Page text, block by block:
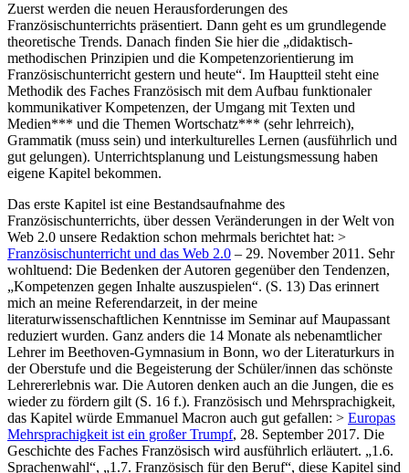
Zuerst werden die neuen Herausforderungen des
Französischunterrichts präsentiert. Dann geht es um grundlegende
theoretische Trends. Danach finden Sie hier die „didaktisch-
methodischen Prinzipien und die Kompetenzorientierung im
Französischunterricht gestern und heute“. Im Hauptteil steht eine
Methodik des Faches Französisch mit dem Aufbau funktionaler
kommunikativer Kompetenzen, der Umgang mit Texten und
Medien*** und die Themen Wortschatz*** (sehr lehrreich),
Grammatik (muss sein) und interkulturelles Lernen (ausführlich und
gut gelungen). Unterrichtsplanung und Leistungsmessung haben
eigene Kapitel bekommen.
Das erste Kapitel ist eine Bestandsaufnahme des
Französischunterrichts, über dessen Veränderungen in der Welt von
Web 2.0 unsere Redaktion schon mehrmals berichtet hat: >
Französischunterricht und das Web 2.0 – 29. November 2011. Sehr
wohltuend: Die Bedenken der Autoren gegenüber den Tendenzen,
„Kompetenzen gegen Inhalte auszuspielen“. (S. 13) Das erinnert
mich an meine Referendarzeit, in der meine
literaturwissenschaftlichen Kenntnisse im Seminar auf Maupassant
reduziert wurden. Ganz anders die 14 Monate als nebenamtlicher
Lehrer im Beethoven-Gymnasium in Bonn, wo der Literaturkurs in
der Oberstufe und die Begeisterung der Schüler/innen das schönste
Lehrererlebnis war. Die Autoren denken auch an die Jungen, die es
wieder zu fördern gilt (S. 16 f.). Französisch und Mehrsprachigkeit,
das Kapitel würde Emmanuel Macron auch gut gefallen: > Europas
Mehrsprachigkeit ist ein großer Trumpf, 28. September 2017. Die
Geschichte des Faches Französisch wird ausführlich erläutert. „1.6.
Sprachenwahl“, „1.7. Französisch für den Beruf“, diese Kapitel sind